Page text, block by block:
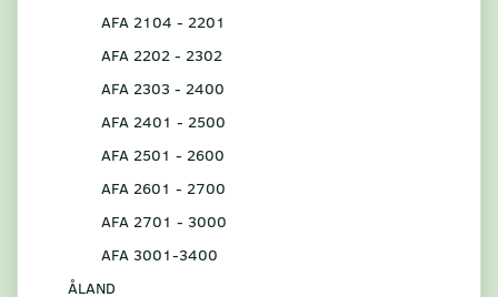
AFA 2104 - 2201
AFA 2202 - 2302
AFA 2303 - 2400
AFA 2401 - 2500
AFA 2501 - 2600
AFA 2601 - 2700
AFA 2701 - 3000
AFA 3001-3400
ÅLAND